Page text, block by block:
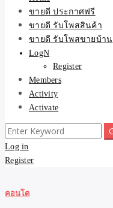
ขายดี ประกาศฟรี
ขายดี รับโพสสินค้า
ขายดี รับโพสขายบ้าน
LogN
Register
Members
Activity
Activate
Search
for:
Log in
Register
คอนโด